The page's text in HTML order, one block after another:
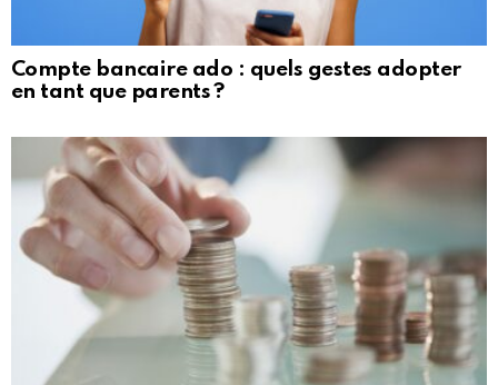
Compte bancaire ado : quels gestes adopter
en tant que parents ?